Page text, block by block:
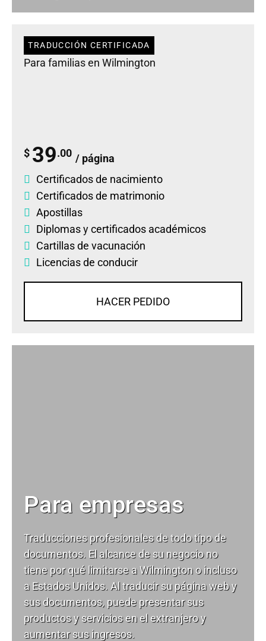
TRADUCCIÓN CERTIFICADA
Para familias en Wilmington
$ 39.00 / página
Certificados de nacimiento
Certificados de matrimonio
Apostillas
Diplomasycertificados académicos
Cartillas de vacunación
Licencias de conducir
HACER PEDIDO
Para empresas
Traducciones profesionales de todo tipo de
documentos. El alcance de su negocio no
tiene por qué limitarse a Wilmington o incluso
a Estados Unidos. Al traducir su página web y
sus documentos, puede presentar sus
productos y servicios en el extranjero y
aumentar sus ingresos.